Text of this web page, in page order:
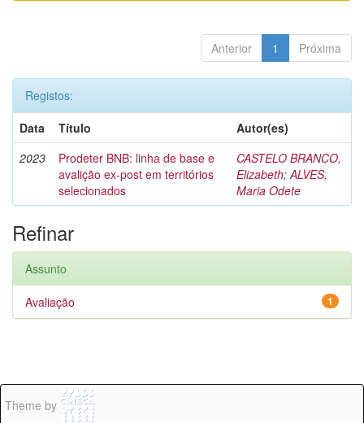
Anterior 1 Próxima
Registos:
Data
Título
Autor(es)
2023
Prodeter BNB: linha de base e
avalição ex-post em territórios
selecionados
CASTELO BRANCO,
Elizabeth;ALVES,
Maria Odete
Refinar
Assunto
1
Avaliação
Theme by